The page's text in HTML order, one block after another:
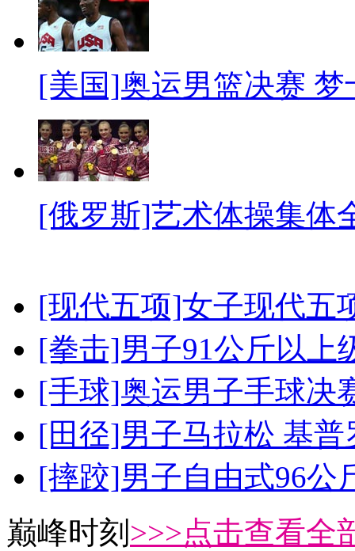
[美国]奥运男篮决赛
[俄罗斯]艺术体操集体
[现代五项]女子现代五
[拳击]男子91公斤以上
[手球]奥运男子手球决
[田径]男子马拉松 基
[摔跤]男子自由式96公
巅峰时刻 >>>点击查看全